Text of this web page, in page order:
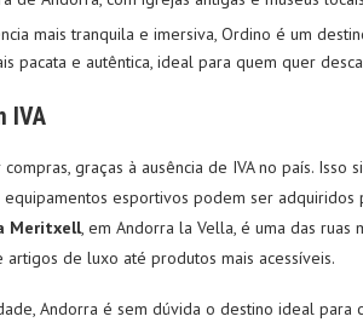
mais tranquila e imersiva, Ordino é um
pacata e autêntica, ideal para quem quer
IVA
graças à ausência de IVA no país. Isso
esportivos podem ser
Meritxell, em Andorra la Vella, é uma das ruas
de luxo até produtos mais acessíveis.
Andorra é sem dúvida o destino ideal para